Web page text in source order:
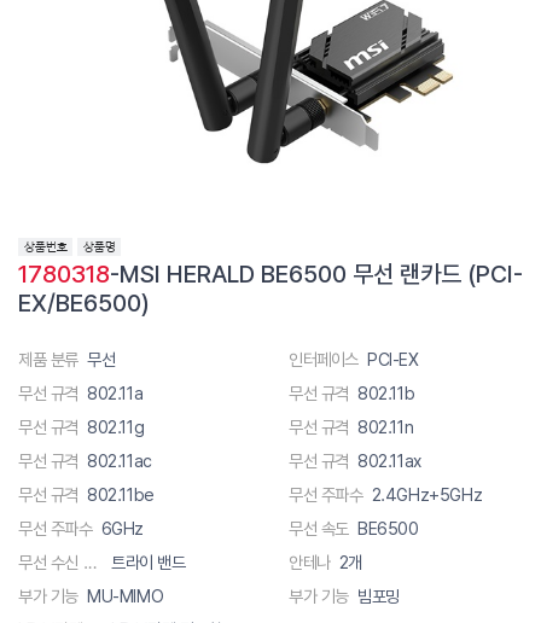
1780318-MSI HERALD BE6500 무선 랜카드 (PCI-
EX/BE6500)
제품 분류 무선 인터페이스 PCI-EX
무선 규격 802.11a 무선 규격 802.11b
무선 규격 802.11g 무선 규격 802.11n
무선 규격 802.11ac 무선 규격 802.11ax
무선 규격 802.11be 무선 주파수 2.4GHz+5GHz
무선 주파수 6GHz 무선 속도 BE6500
무선 수신 채널
트라이 밴드 안테나 2개
부가 기능 MU-MIMO 부가 기능 빔포밍